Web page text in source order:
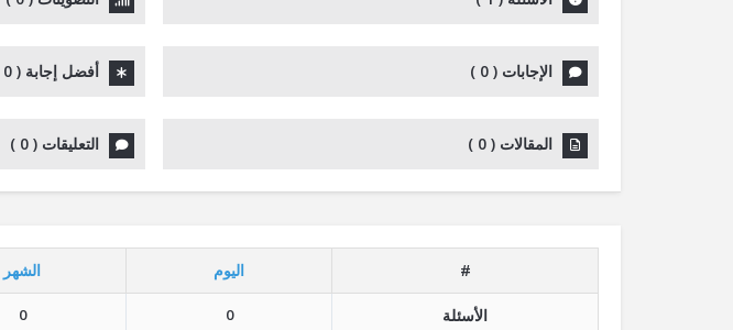
الإجابات (
0
) أفضل إجابة (
0
المقالات (
0
) التعليقات (
0
)
# اليوم الشهر
الأسئلة 0
0